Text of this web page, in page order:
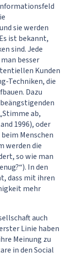
sie werden
ist bekannt,
sind. Jede
besser
Kunden
Techniken, die
Dazu
ab,
1996), oder
Menschen
werden die
so wie man
In den
dass mit ihren
mehr
auch
Linie haben
Meinung zu
in den Social